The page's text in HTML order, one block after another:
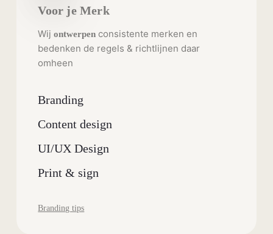
Voor je Merk
Wijontwerpen consistente merken en
bedenken de regels & richtlijnen daar
omheen
Branding
Content design
UI/UX Design
Print & sign
Branding tips